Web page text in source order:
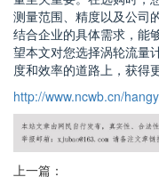
测量范围、精度以及公司
结合企业的具体需求，能
望本文对您选择涡轮流量
度和效率的道路上，获得
http://www.ncwb.cn/
上一篇：